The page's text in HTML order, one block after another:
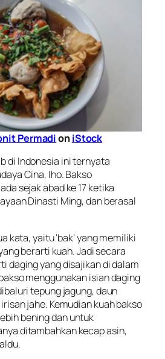
PermadioniStock
di Indonesia ini ternyata
Cina, lho. Bakso
sejak abad ke 17 ketika
Dinasti Ming, dan berasal
kata, yaitu ‘bak’ yang memiliki
berarti kuah. Jadi secara
daging yang disajikan di dalam
menggunakan isian daging
tepung jagung, daun
jahe. Kemudian kuah bakso
bening dan untuk
ditambahkan kecap asin,